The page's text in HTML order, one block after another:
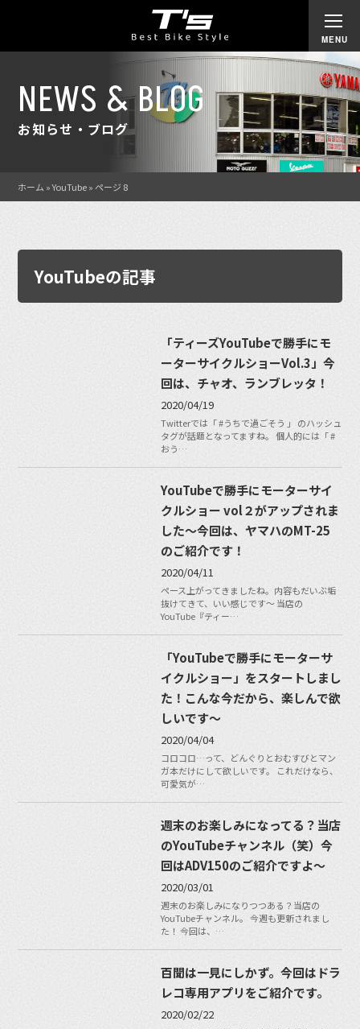
NEWS & BLOG
お知らせ・ブログ
ホーム »YouTube»ページ 8
YouTubeの記事
「ティーズYouTubeで勝手にモ
ーターサイクルショーVol.3」今
回は、チャオ、ランブレッタ！
2020/04/19
Twitterでは「 #うちで過ごそう 」 のハッシュ
タグが話題となってますね。 個人的には「 #
おう…
YouTubeで勝手にモーターサイ
クルショー vol２がアップされま
した〜今回は、ヤマハのMT-25
のご紹介です！
2020/04/11
ペース上がってきましたね。内容もだいぶ垢
抜けてきて、いい感じです〜 当店の
YouTube『ティー…
「YouTubeで勝手にモーターサ
イクルショー」をスタートしまし
た！こんな今だから、楽しんで欲
しいです〜
2020/04/04
コロコロ…って、どんぐりとおむすびとマン
ガ本だけにして欲しいです。 これだけなら、
可愛気が…
週末のお楽しみになってる？当店
のYouTubeチャンネル（笑）今
回はADV150のご紹介ですよ〜
2020/03/01
週末のお楽しみになりつつある？当店の
YouTubeチャンネル。 今週も更新されまし
た！ 今回は、…
百聞は一見にしかず。今回はドラ
レコ専用アプリをご紹介です。
2020/02/22